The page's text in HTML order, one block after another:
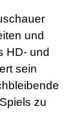
und
HD- und
sein
zu